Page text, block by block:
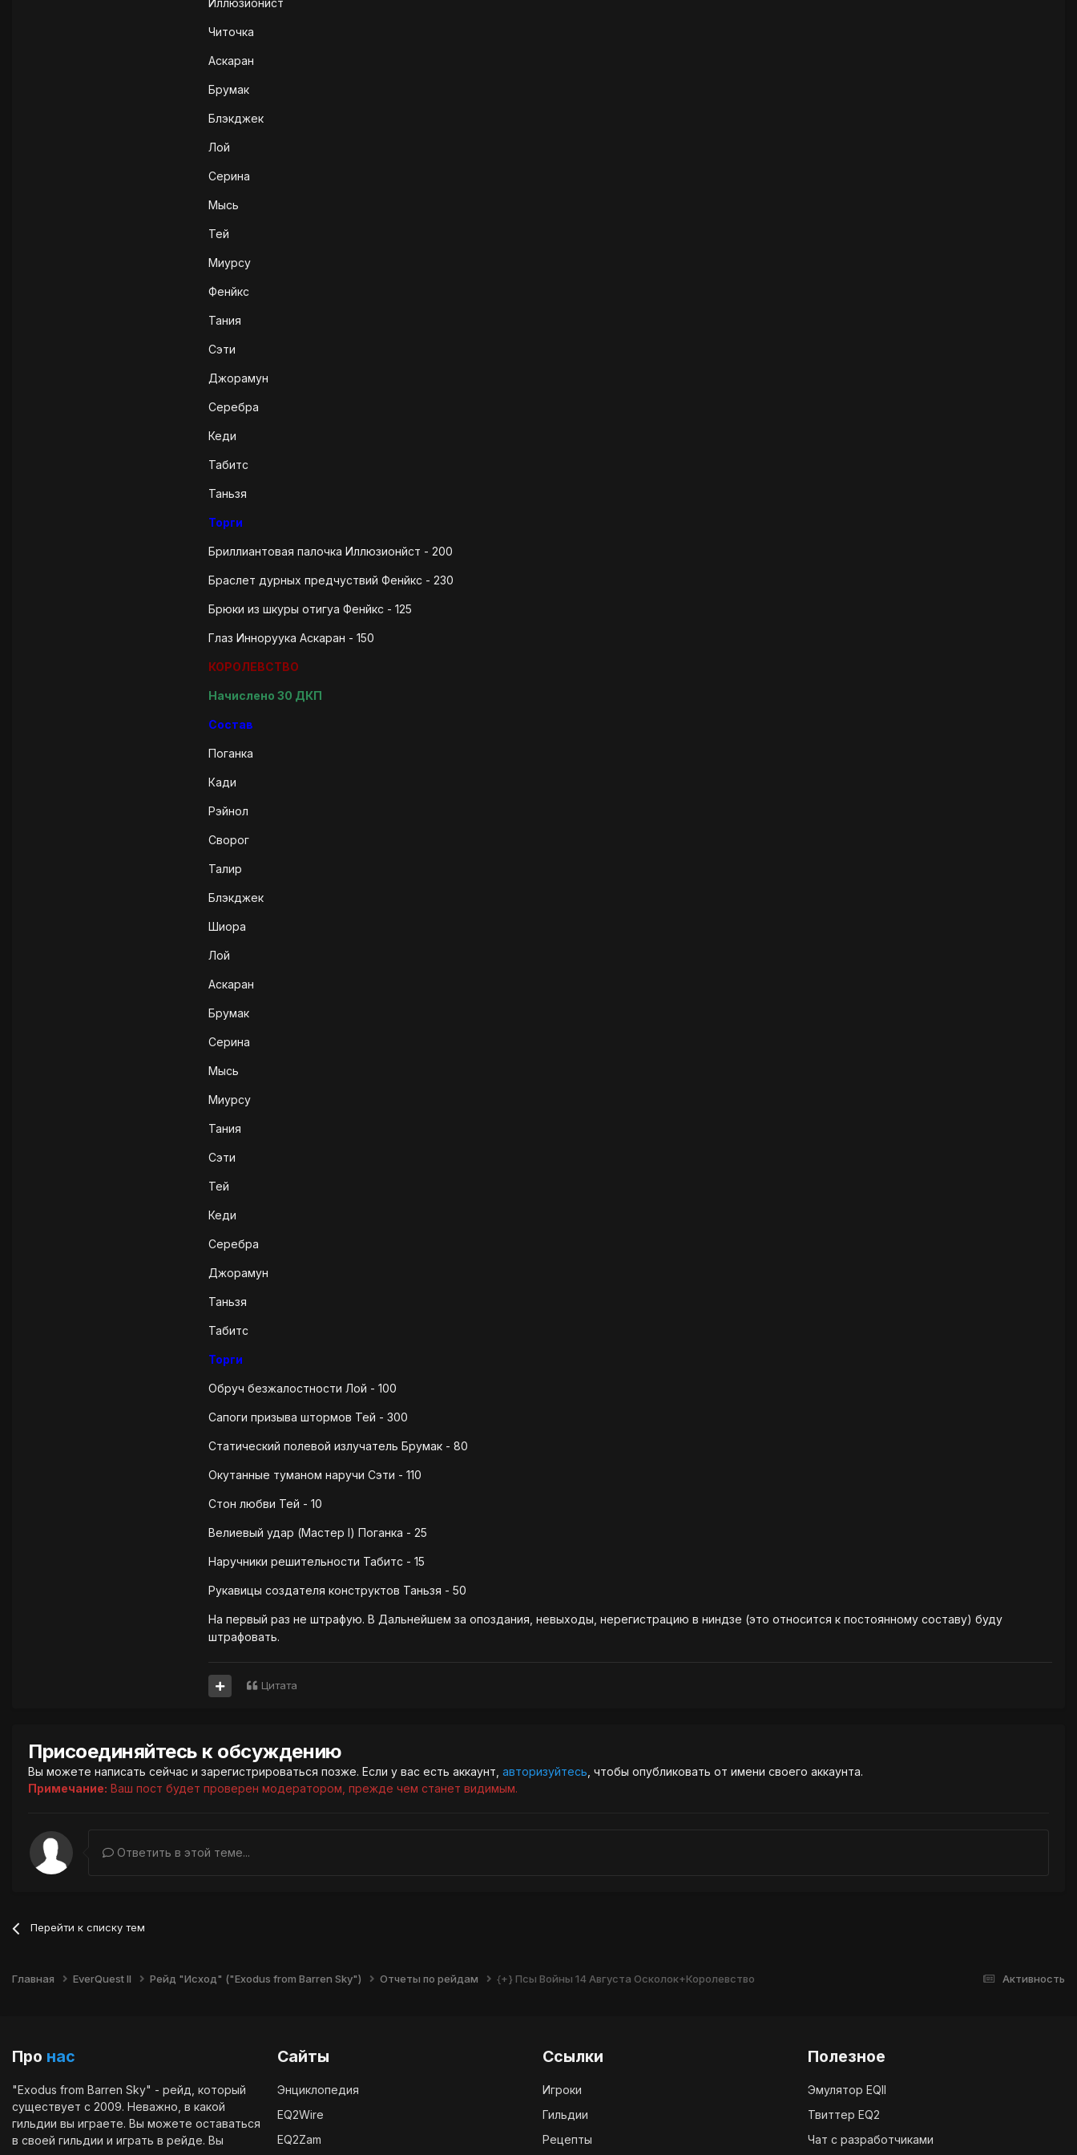
Иллюзионйст
Читочка
Аскаран
Брумак
Блэкджек
Лой
Серина
Мысь
Тей
Миурсу
Фенйкс
Тания
Сэти
Джорамун
Серебра
Кеди
Табитс
Таньзя
Торги
Бриллиантовая палочка Иллюзионйст - 200
Браслет дурных предчуствий Фенйкс - 230
Брюки из шкуры отигуа Фенйкс - 125
Глаз Инноруука Аскаран - 150
КОРОЛЕВСТВО
Начислено 30 ДКП
Состав
Поганка
Кади
Рэйнол
Сворог
Талир
Блэкджек
Шиора
Лой
Аскаран
Брумак
Серина
Мысь
Миурсу
Тания
Сэти
Тей
Кеди
Серебра
Джорамун
Таньзя
Табитс
Торги
Обруч безжалостности Лой - 100
Сапоги призыва штормов Тей - 300
Статический полевой излучатель Брумак - 80
Окутанные туманом наручи Сэти - 110
Стон любви Тей - 10
Велиевый удар (Мастер I) Поганка - 25
Наручники решительности Табитс - 15
Рукавицы создателя конструктов Таньзя - 50
На первый раз не штрафую. В Дальнейшем за опоздания, невыходы, нерегистрацию в ниндзе (это относится к постоянному составу) буду
штрафовать.
Цитата
Присоединяйтесь к обсуждению
Вы можете написать сейчас и зарегистрироваться позже. Если у вас есть аккаунт, авторизуйтесь , чтобы опубликовать от имени своего аккаунта.
Примечание: Ваш пост будет проверен модератором, прежде чем станет видимым.
Ответить в этой теме...
Перейти к списку тем
Активность
Главная EverQuest II Рейд "Исход" ("Exodus from Barren Sky") Отчеты по рейдам {+} Псы Войны 14 Августа Осколок+Королевство
Про нас
"Exodus from Barren Sky" - рейд, который
существует с 2009. Неважно, в какой
гильдии вы играете. Вы можете оставаться
в своей гильдии и играть в рейде. Вы
Сайты
Энциклопедия
EQ2Wire
EQ2Zam
Ссылки
Игроки
Гильдии
Рецепты
Полезное
Эмулятор EQII
Твиттер EQ2
Чат с разработчиками